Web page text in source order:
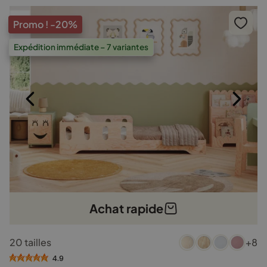
choisies
sur
la
page
du
produit
Promo ! -20%
Expédition immédiate – 7 variantes
Achat rapide
produit
a
20 tailles +8
4.9